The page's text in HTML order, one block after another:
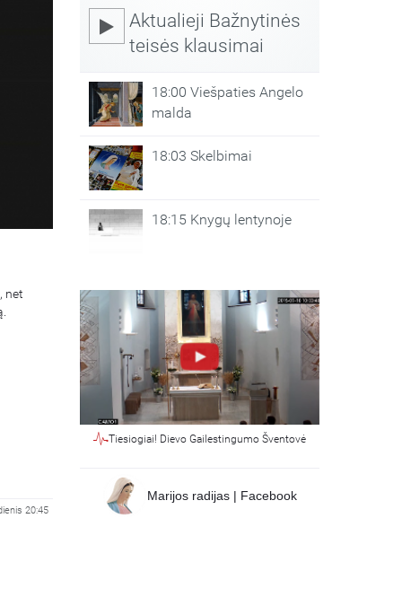
net
20:45
Aktualieji Bažnytinės
teisės klausimai
18:00 Viešpaties Angelo
malda
18:03 Skelbimai
18:15 Knygų lentynoje
Tiesiogiai! Dievo Gailestingumo Šventovė
Marijos radijas | Facebook